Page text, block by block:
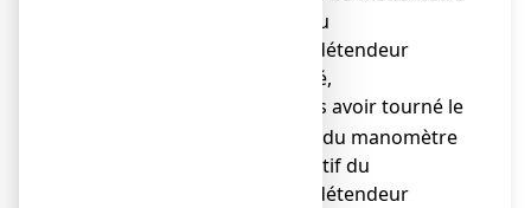
actif du
manodétendeur
intégré,
ou après avoir tourné le
volant du manomètre
non actif du
manodétendeur